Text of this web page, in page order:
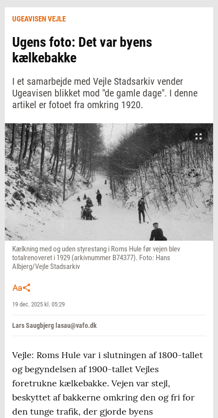
UGEAVISEN VEJLE
Ugens foto: Det var byens
kælkebakke
I et samarbejde med Vejle Stadsarkiv vender
Ugeavisen blikket mod "de gamle dage". I denne
artikel er fotoet fra omkring 1920.
Kælkning med og uden styrestang i Roms Hule før vejen blev
totalrenoveret i 1929 (arkivnummer B74377). Foto: Hans
Albjerg/Vejle Stadsarkiv
19 dec. 2025 kl. 05:29
Lars Saugbjerg lasau@vafo.dk
Vejle: Roms Hule var i slutningen af 1800-tallet
og begyndelsen af 1900-tallet Vejles
foretrukne kælkebakke. Vejen var stejl,
beskyttet af bakkerne omkring den og fri for
den tunge trafik, der gjorde byens